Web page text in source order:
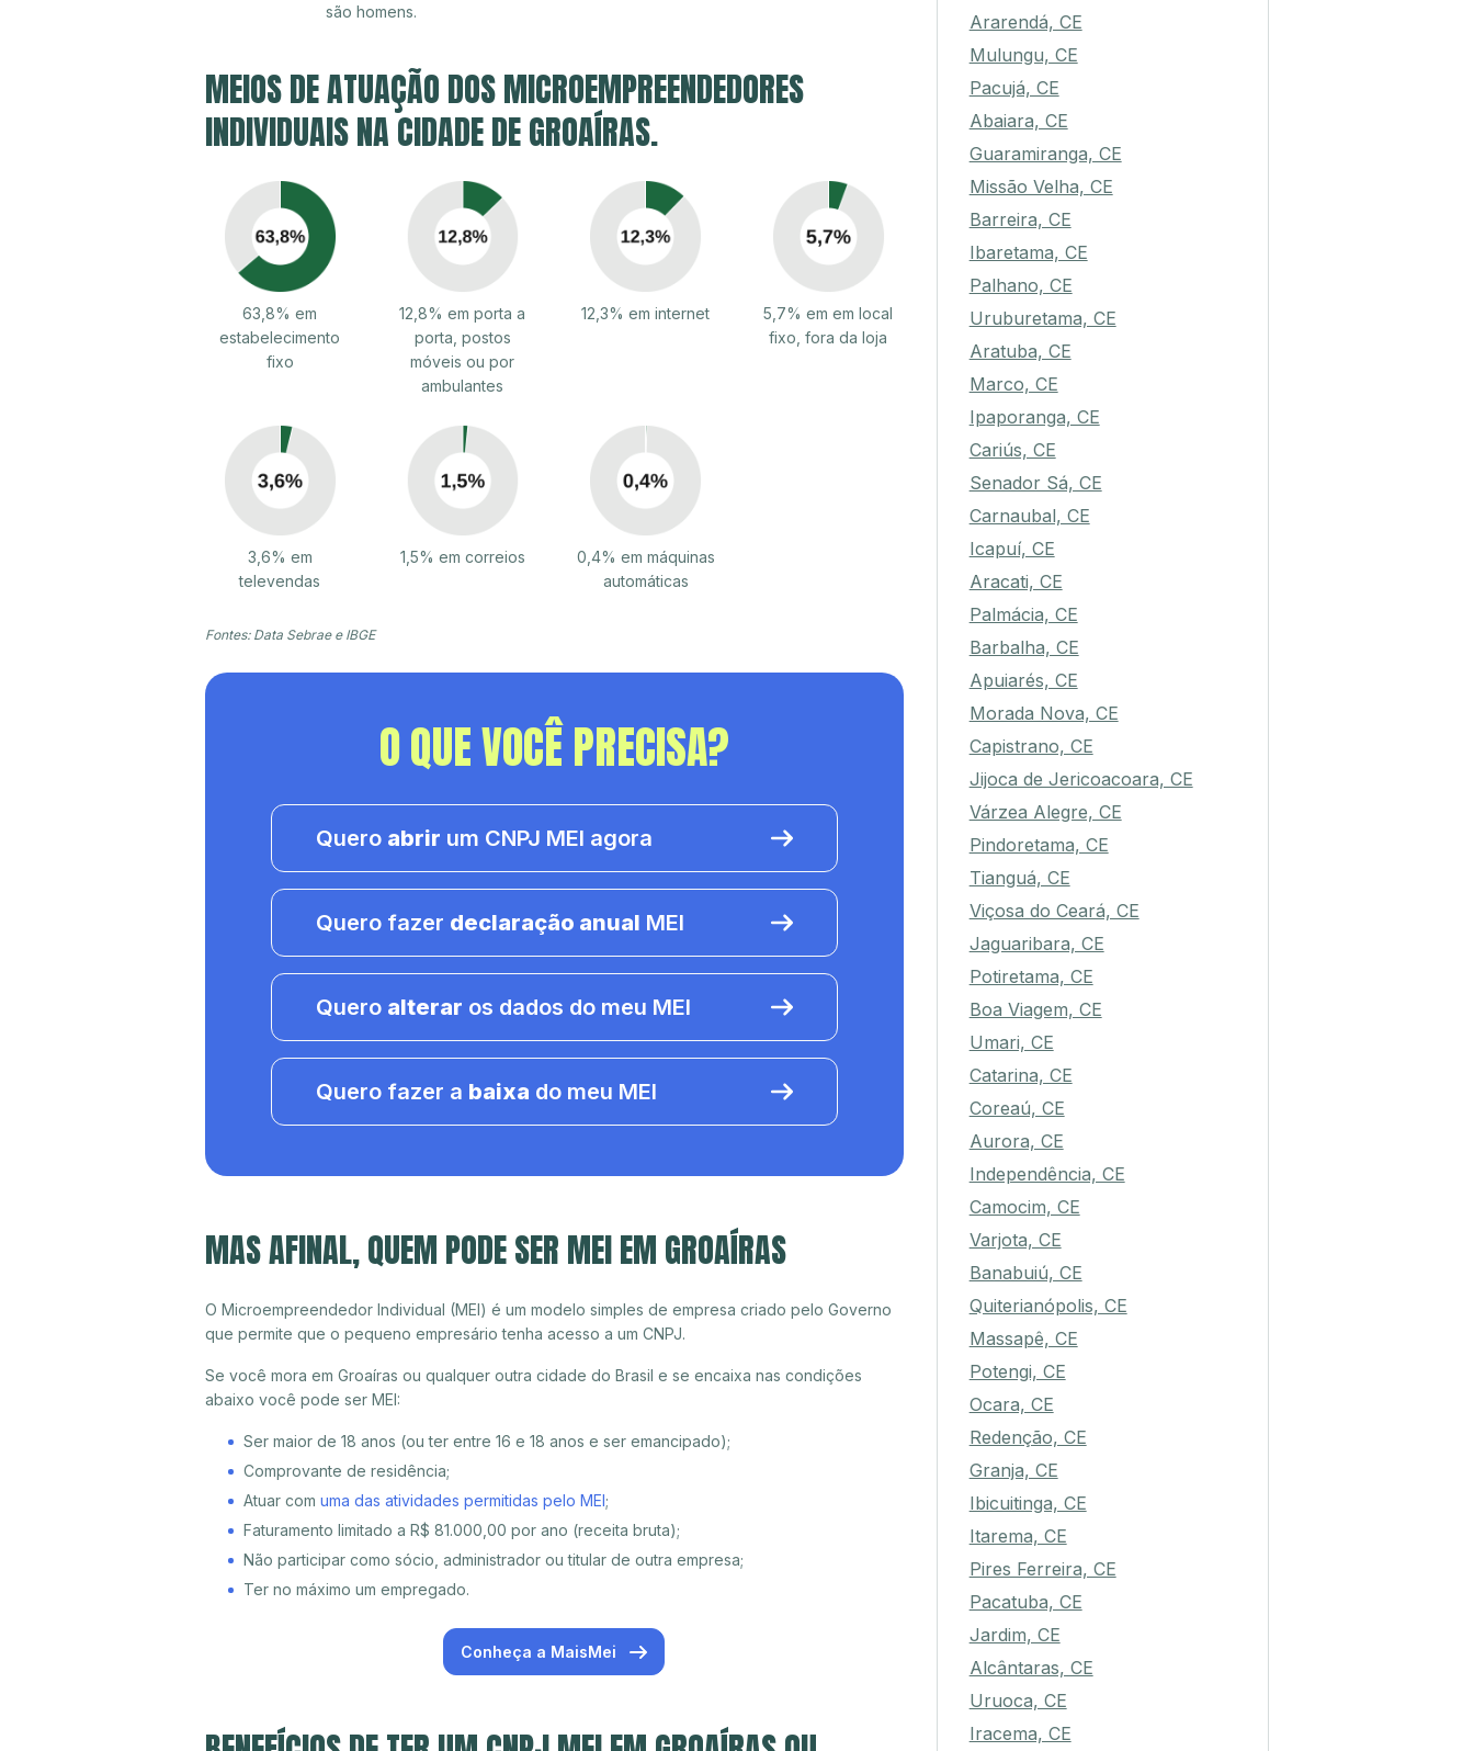
são homens.
MEIOS DE ATUAÇÃO DOS MICROEMPREENDEDORES
INDIVIDUAIS NA CIDADE DE GROAÍRAS.
63,8% em
estabelecimento
fixo
12,8% em porta a
porta, postos
móveis ou por
ambulantes
12,3% em internet
5,7% em em local
fixo, fora da loja
3,6% em
televendas
1,5% em correios
0,4% em máquinas
automáticas
Fontes: Data Sebrae e IBGE
O QUE VOCÊ PRECISA?
Quero abrir um CNPJ MEI agora
Quero fazer declaração anual MEI
Quero alterar os dados do meu MEI
Quero fazer a baixa do meu MEI
MAS AFINAL, QUEM PODE SER MEI EM GROAÍRAS
O Microempreendedor Individual (MEI) é um modelo simples de empresa criado pelo Governo
que permite que o pequeno empresário tenha acesso a um CNPJ.
Se você mora em Groaíras ou qualquer outra cidade do Brasil e se encaixa nas condições
abaixo você pode ser MEI:
Ser maior de 18 anos (ou ter entre 16 e 18 anos e ser emancipado);
Comprovante de residência;
Atuar com uma das atividades permitidas pelo MEI;
Faturamento limitado a R$ 81.000,00 por ano (receita bruta);
Não participar como sócio, administrador ou titular de outra empresa;
Ter no máximo um empregado.
Conheça a MaisMei
Ararendá, CE
Mulungu, CE
Pacujá, CE
Abaiara, CE
Guaramiranga, CE
Missão Velha, CE
Barreira, CE
Ibaretama, CE
Palhano, CE
Uruburetama, CE
Aratuba, CE
Marco, CE
Ipaporanga, CE
Cariús, CE
Senador Sá, CE
Carnaubal, CE
Icapuí, CE
Aracati, CE
Palmácia, CE
Barbalha, CE
Apuiarés, CE
Morada Nova, CE
Capistrano, CE
Jijoca de Jericoacoara, CE
Várzea Alegre, CE
Pindoretama, CE
Tianguá, CE
Viçosa do Ceará, CE
Jaguaribara, CE
Potiretama, CE
Boa Viagem, CE
Umari, CE
Catarina, CE
Coreaú, CE
Aurora, CE
Independência, CE
Camocim, CE
Varjota, CE
Banabuiú, CE
Quiterianópolis, CE
Massapê, CE
Potengi, CE
Ocara, CE
Redenção, CE
Granja, CE
Ibicuitinga, CE
Itarema, CE
Pires Ferreira, CE
Pacatuba, CE
Jardim, CE
Alcântaras, CE
Uruoca, CE
Iracema, CE